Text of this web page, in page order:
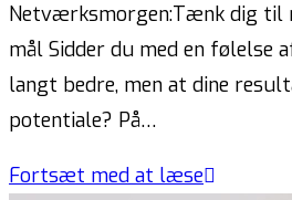
Netværksmorgen:Tænk dig til
mål Sidder du med en følelse
langt bedre, men at dine
potentiale? På…
Fortsæt med at læse